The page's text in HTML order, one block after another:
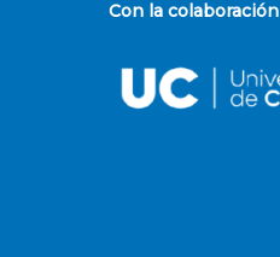
Con la colaboración